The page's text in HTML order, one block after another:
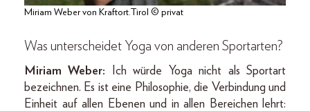
Miriam Weber von Kraftort.Tirol © privat
Was unterscheidet Yoga von anderen Sportarten?
Miriam Weber:
Ich würde Yoga nicht als Sportart
bezeichnen. Es ist eine Philosophie, die Verbindung und
Einheit auf allen Ebenen und in allen Bereichen lehrt: